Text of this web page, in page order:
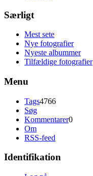
Særligt
Mest sete
Nye fotografier
Nyeste albummer
Tilfældige fotografier
Menu
Tags4766
Søg
Kommentarer0
Om
RSS-feed
Identifikation